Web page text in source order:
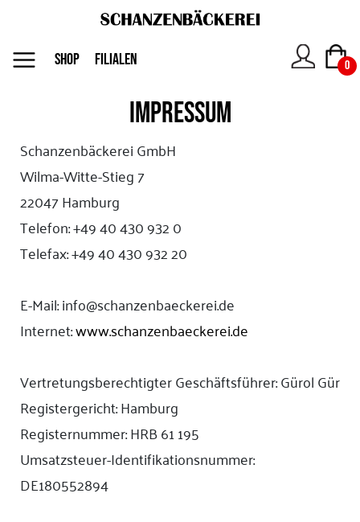
Unternehmen
Shop
Kontakt
SHOP FILIALEN 0
IMPRESSUM
Schanzenbäckerei GmbH
Wilma-Witte-Stieg 7
22047 Hamburg
Telefon: +49 40 430 932 0
Telefax: +49 40 430 932 20
E-Mail: info@schanzenbaeckerei.de
Internet:www.schanzenbaeckerei.de
Vertretungsberechtigter Geschäftsführer: Gürol Gür
Registergericht: Hamburg
Registernummer: HRB 61 195
Umsatzsteuer-Identifikationsnummer:
DE180552894